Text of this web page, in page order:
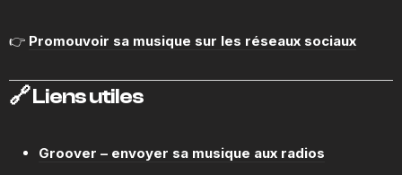
👉 Promouvoir sa musique sur les réseaux sociaux
🔗 Liens utiles
Groover – envoyer sa musique aux radios